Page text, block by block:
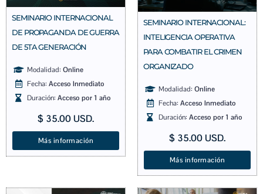
SEMINARIO INTERNACIONAL
DE PROPAGANDA DE GUERRA
DE 5TA GENERACIÓN
Modalidad: Online
Fecha: Acceso Inmediato
Duración: Acceso por 1 año
$ 35.00 USD.
Más información
SEMINARIO INTERNACIONAL:
INTELIGENCIA OPERATIVA
PARA COMBATIR EL CRIMEN
ORGANIZADO
Modalidad: Online
Fecha: Acceso Inmediato
Duración: Acceso por 1 año
$ 35.00 USD.
Más información